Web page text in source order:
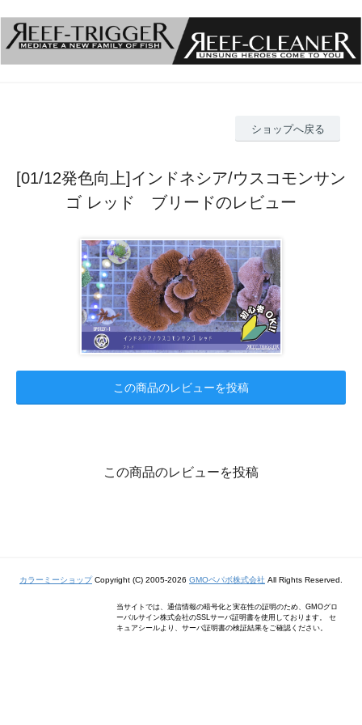
ショップへ戻る
[01/12発色向上]インドネシア/ウスコモンサン
ゴ レッド ブリードのレビュー
この商品のレビューを投稿
この商品のレビューを投稿
カラーミーショップCopyright (C) 2005-2026 GMOペパボ株式会社 All Rights Reserved.
当サイトでは、通信情報の暗号化と実在性の証明のため、GMOグロ
ーバルサイン株式会社のSSLサーバ証明書を使用しております。 セ
キュアシールより、サーバ証明書の検証結果をご確認ください。